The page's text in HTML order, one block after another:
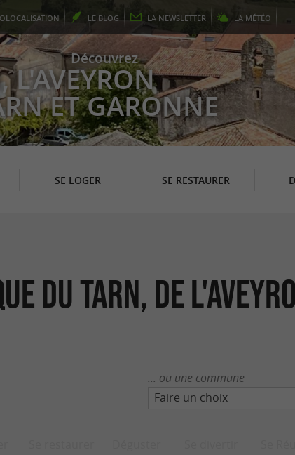
LOCALISATION LE BLOG LA NEWSLETTER LA MÉTÉO
Découvrez
L'AVEYRON
ET GARONNE
SE LOGER SE RESTAURER
du Tarn, de
... ou une commune
Faire un choix